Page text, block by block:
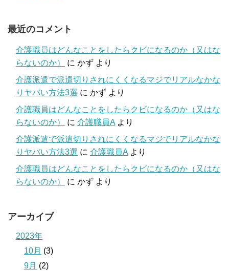
最近のコメント
介護職員はどんなことをしたらクビになるのか（又はな
らないのか）
に かず より
介護派遣で派遣切りされにくくなるマジでリアルなかな
りヤバい方法3選 に かず より
介護職員はどんなことをしたらクビになるのか（又はな
らないのか）
に 介護職員A より
介護派遣で派遣切りされにくくなるマジでリアルなかな
りヤバい方法3選 に 介護職員A より
介護職員はどんなことをしたらクビになるのか（又はな
らないのか）
に かず より
アーカイブ
2023年
10月 (3)
9月 (2)